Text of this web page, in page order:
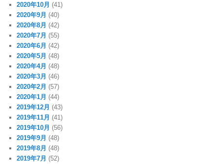
2020年10月 (41)
2020年9月 (40)
2020年8月 (42)
2020年7月 (55)
2020年6月 (42)
2020年5月 (48)
2020年4月 (48)
2020年3月 (46)
2020年2月 (57)
2020年1月 (44)
2019年12月 (43)
2019年11月 (41)
2019年10月 (56)
2019年9月 (48)
2019年8月 (48)
2019年7月 (52)